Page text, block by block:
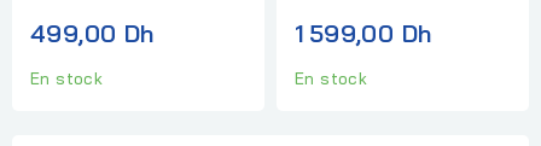
499,00 Dh
En stock
INOXYDABLE
1 599,00 Dh
En stock